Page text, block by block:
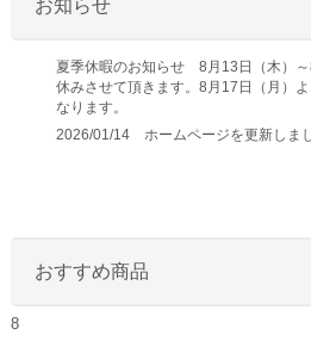
お知らせ
夏季休暇のお知らせ 8月13日（木）
休みさせて頂きます。8月17日（月）
なります。
2026/01/14 ホームページを更新しまし
おすすめ商品
8